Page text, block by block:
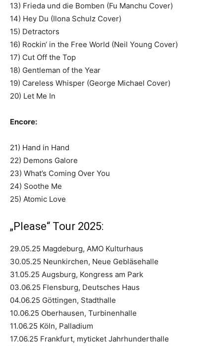
13) Frieda und die Bomben (Fu Manchu Cover)
14) Hey Du (Ilona Schulz Cover)
15) Detractors
16) Rockin‘ in the Free World (Neil Young Cover)
17) Cut Off the Top
18) Gentleman of the Year
19) Careless Whisper (George Michael Cover)
20) Let Me In
Encore:
21) Hand in Hand
22) Demons Galore
23) What’s Coming Over You
24) Soothe Me
25) Atomic Love
„Please“ Tour 2025:
29.05.25 Magdeburg, AMO Kulturhaus
30.05.25 Neunkirchen, Neue Gebläsehalle
31.05.25 Augsburg, Kongress am Park
03.06.25 Flensburg, Deutsches Haus
04.06.25 Göttingen, Stadthalle
10.06.25 Oberhausen, Turbinenhalle
11.06.25 Köln, Palladium
17.06.25 Frankfurt, myticket Jahrhunderthalle